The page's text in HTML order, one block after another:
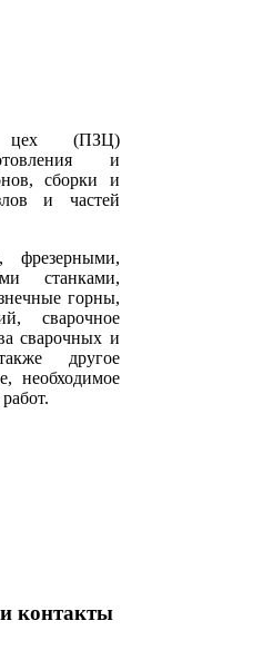
цех (ПЗЦ)
и
сборки и
и частей
фрезерными,
станками,
горны,
сварочное
сварочных и
другое
необходимое
контакты